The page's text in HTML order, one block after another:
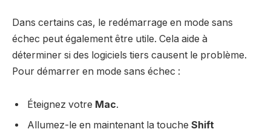
Dans certains cas, le redémarrage en mode sans
échec peut également être utile. Cela aide à
déterminer si des logiciels tiers causent le problème.
Pour démarrer en mode sans échec :
Éteignez votre Mac.
Allumez-le en maintenant la touche Shift